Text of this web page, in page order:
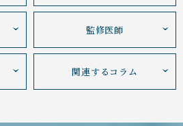
監修医師
関連するコラム